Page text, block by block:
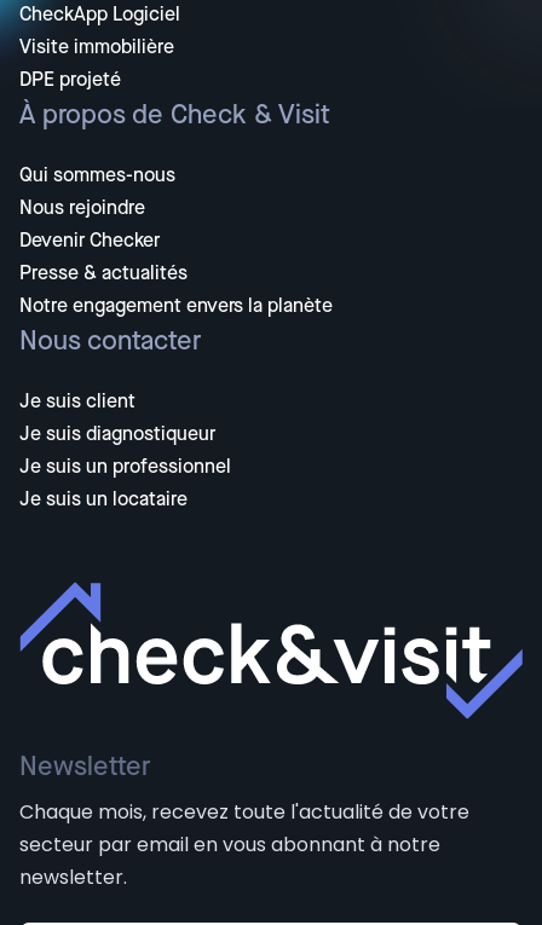
CheckApp Logiciel
Visite immobilière
DPE projeté
À propos de Check & Visit
Qui sommes-nous
Nous rejoindre
Devenir Checker
Presse & actualités
Notre engagement envers la planète
Nous contacter
Je suis client
Je suis diagnostiqueur
Je suis un professionnel
Je suis un locataire
Newsletter
Chaque mois, recevez toute l'actualité de votre
secteur par email en vous abonnant à notre
newsletter.